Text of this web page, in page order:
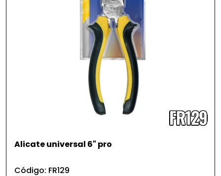
Alicate universal 6" pro
Código: FR129